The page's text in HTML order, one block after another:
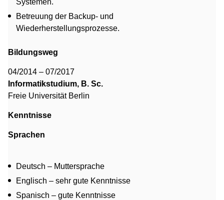
Betreuung der Backup- und
Wiederherstellungsprozesse.
Bildungsweg
04/2014 – 07/2017
Informatikstudium, B. Sc.
Freie Universität Berlin
Kenntnisse
Sprachen
Deutsch – Muttersprache
Englisch – sehr gute Kenntnisse
Spanisch – gute Kenntnisse